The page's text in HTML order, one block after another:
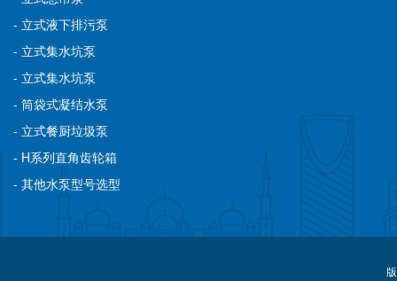
- 立式液下排污泵
- 立式集水坑泵
- 立式集水坑泵
- 筒袋式凝结水泵
- 立式餐厨垃圾泵
- H系列直角齿轮箱
- 其他水泵型号选型